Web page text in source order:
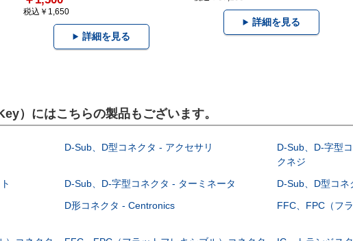
税込￥1,650
詳細を見る
詳細を見る
）にはこちらの製品もございます。
D-Sub、D型コネクタ - アクセサリ
D-Sub、D-字型
クネジ
D-Sub、D-字型コネクタ - ターミネータ D-Sub、D型コ
D形コネクタ - Centronics FFC、FPC（フ